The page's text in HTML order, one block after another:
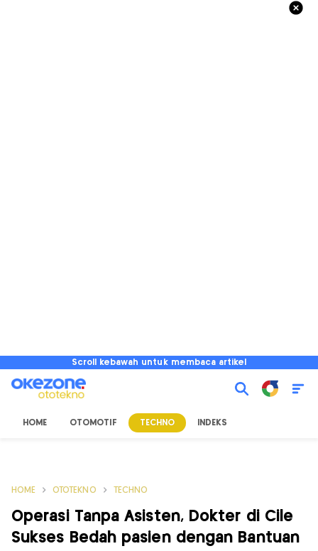
Scroll kebawah untuk membaca artikel
HOME OTOMOTIF TECHNO INDEKS
HOME OTOTEKNO TECHNO
Operasi Tanpa Asisten, Dokter di Cile
Sukses Bedah pasien dengan Bantuan